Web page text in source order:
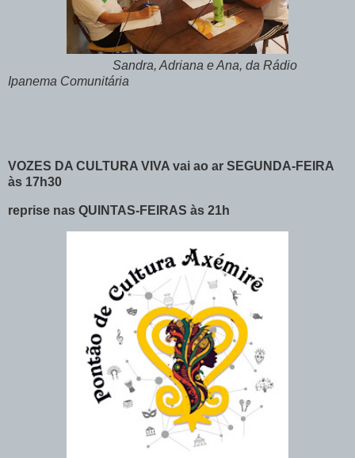
Sandra, Adriana e Ana, da Rádio
Ipanema Comunitária
VOZES DA CULTURA VIVA vai ao ar SEGUNDA-FEIRA
às 17h30
reprise nas QUINTAS-FEIRAS às 21h